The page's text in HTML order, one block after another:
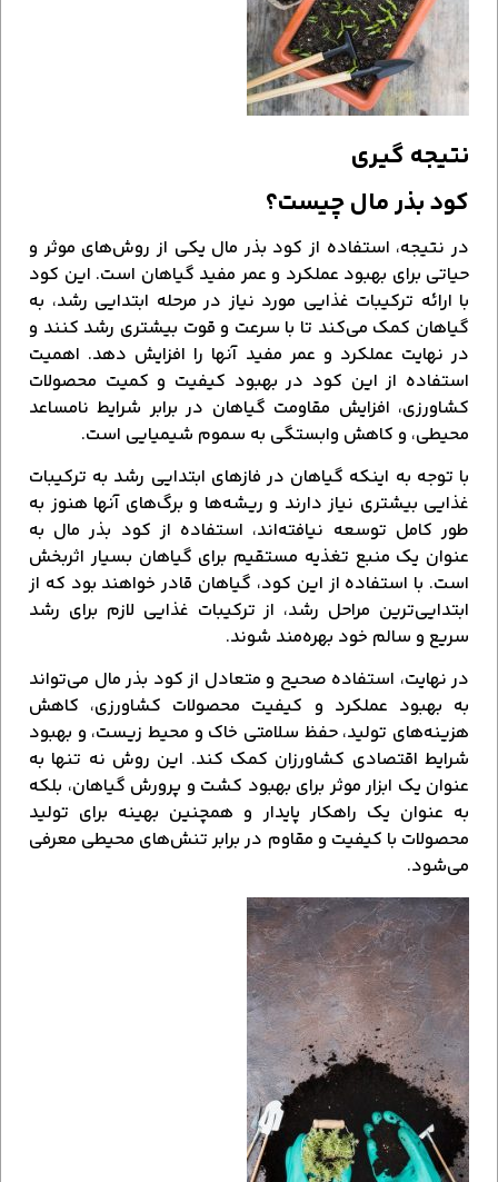
نتیجه گیری
کود بذر مال چیست؟
در نتیجه، استفاده از کود بذر مال یکی از روش‌های موثر و
حیاتی برای بهبود عملکرد و عمر مفید گیاهان است. این کود
با ارائه ترکیبات غذایی مورد نیاز در مرحله ابتدایی رشد، به
گیاهان کمک می‌کند تا با سرعت و قوت بیشتری رشد کنند و
در نهایت عملکرد و عمر مفید آنها را افزایش دهد. اهمیت
استفاده از این کود در بهبود کیفیت و کمیت محصولات
کشاورزی، افزایش مقاومت گیاهان در برابر شرایط نامساعد
محیطی، و کاهش وابستگی به سموم شیمیایی است.
با توجه به اینکه گیاهان در فازهای ابتدایی رشد به ترکیبات
غذایی بیشتری نیاز دارند و ریشه‌ها و برگ‌های آنها هنوز به
طور کامل توسعه نیافته‌اند، استفاده از کود بذر مال به
عنوان یک منبع تغذیه مستقیم برای گیاهان بسیار اثربخش
است. با استفاده از این کود، گیاهان قادر خواهند بود که از
ابتدایی‌ترین مراحل رشد، از ترکیبات غذایی لازم برای رشد
سریع و سالم خود بهره‌مند شوند.
در نهایت، استفاده صحیح و متعادل از کود بذر مال می‌تواند
به بهبود عملکرد و کیفیت محصولات کشاورزی، کاهش
هزینه‌های تولید، حفظ سلامتی خاک و محیط زیست، و بهبود
شرایط اقتصادی کشاورزان کمک کند. این روش نه تنها به
عنوان یک ابزار موثر برای بهبود کشت و پرورش گیاهان، بلکه
به عنوان یک راهکار پایدار و همچنین بهینه برای تولید
محصولات با کیفیت و مقاوم در برابر تنش‌های محیطی معرفی
می‌شود.